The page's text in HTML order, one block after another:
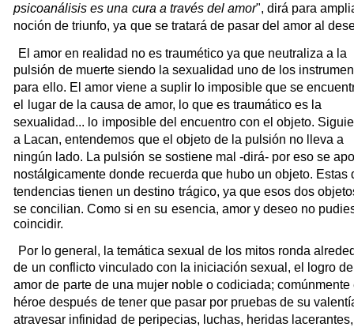
psicoanálisis es una cura a través del amor", dirá para
noción de triunfo, ya que se tratará de pasar del amor al
El amor en realidad no es traumético ya que neutraliza a la
pulsión de muerte siendo la sexualidad uno de los
para ello. El amor viene a suplir lo imposible que se
el
lugar de la causa de amor, lo que es traumático es la
sexualidad... lo imposible del encuentro con el objeto.
a Lacan, entendemos que el objeto de la pulsión no lleva a
ningún lado. La pulsión se sostiene mal -dirá- por eso se
nostálgicamente donde recuerda que hubo un objeto. Estas
tendencias tienen un destino trágico, ya que esos dos
se concilian. Como si en su esencia, amor y deseo no
coincidir.
Por lo general, la temática sexual de los mitos ronda
de un conflicto vinculado con la iniciación sexual, el logro
amor de parte de una mujer noble o codiciada; comúnmente
héroe después de tener que pasar por pruebas de su
atravesar infinidad de peripecias, luchas, heridas lacerantes,